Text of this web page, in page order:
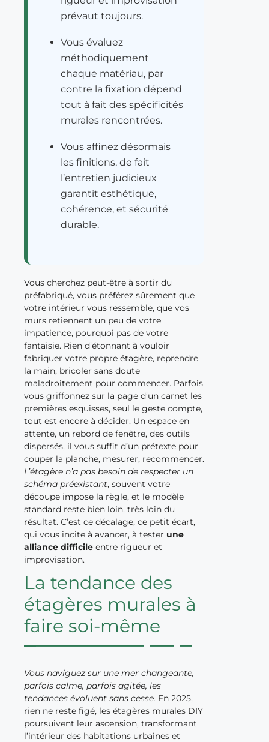
prévaut toujours.
Vous évaluez
méthodiquement
chaque matériau, par
contre la fixation dépend
tout à fait des spécificités
murales rencontrées.
Vous affinez désormais
les finitions, de fait
l’entretien judicieux
garantit esthétique,
cohérence, et sécurité
durable.
Vous cherchez peut-être à sortir du
préfabriqué, vous préférez sûrement que
votre intérieur vous ressemble, que vos
murs retiennent un peu de votre
impatience, pourquoi pas de votre
fantaisie. Rien d’étonnant à vouloir
fabriquer votre propre étagère, reprendre
la main, bricoler sans doute
maladroitement pour commencer. Parfois
vous griffonnez sur la page d’un carnet les
premières esquisses, seul le geste compte,
tout est encore à décider. Un espace en
attente, un rebord de fenêtre, des outils
dispersés, il vous suffit d’un prétexte pour
couper la planche, mesurer, recommencer.
L’étagère n’a pas besoin de respecter un
schéma préexistant, souvent votre
découpe impose la règle, et le modèle
standard reste bien loin, très loin du
résultat. C’est ce décalage, ce petit écart,
qui vous incite à avancer, à tester une
alliance difficile entre rigueur et
improvisation.
La tendance des
étagères murales à
faire soi-même
Vous naviguez sur une mer changeante,
parfois calme, parfois agitée, les
tendances évoluent sans cesse. En 2025,
rien ne reste figé, les étagères murales DIY
poursuivent leur ascension, transformant
l’intérieur des habitations urbaines et